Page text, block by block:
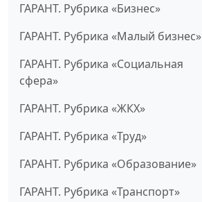
ГАРАНТ. Рубрика «Бизнес»
ГАРАНТ. Рубрика «Малый бизнес»
ГАРАНТ. Рубрика «Социальная
сфера»
ГАРАНТ. Рубрика «ЖКХ»
ГАРАНТ. Рубрика «Труд»
ГАРАНТ. Рубрика «Образование»
ГАРАНТ. Рубрика «Транспорт»